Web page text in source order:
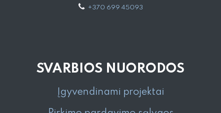
+370 699 45093
SVARBIOS NUORODOS
Įgyvendinami projektai